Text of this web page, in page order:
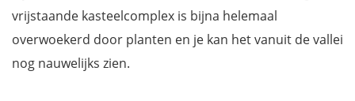
vrijstaande kasteelcomplex is bijna helemaal
overwoekerd door planten en je kan het vanuit de vallei
nog nauwelijks zien.